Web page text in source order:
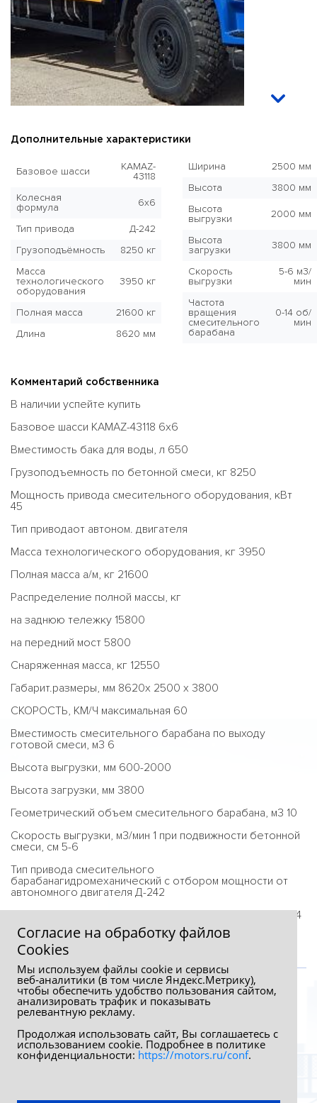
Дополнительные характеристики
Базовое шасси
KAMAZ-
43118
Колесная
формула
6x6
Тип привода
Д-242
Грузоподъёмность
8250 кг
Масса
технологического
оборудования
3950 кг
Полная масса
21600 кг
Длина
8620 мм
Ширина
2500 мм
Высота
3800 мм
Высота
выгрузки
2000 мм
Высота
загрузки
3800 мм
Скорость
выгрузки
5-6 м3/
мин
Частота
вращения
смесительного
барабана
0-14 об/
мин
Комментарий собственника
В наличии успейте купить
Базовое шасси KAMAZ-43118 6х6
Вместимость бака для воды, л 650
Грузоподъемность по бетонной смеси, кг 8250
Мощность привода смесительного оборудования, кВт
45
Тип приводаот автоном. двигателя
Масса технологического оборудования, кг 3950
Полная масса а/м, кг 21600
Распределение полной массы, кг
на заднюю тележку 15800
на передний мост 5800
Снаряженная масса, кг 12550
Габарит.размеры, мм 8620х 2500 х 3800
СКОРОСТЬ, КМ/Ч максимальная 60
Вместимость смесительного барабана по выходу
готовой смеси, м3 6
Высота выгрузки, мм 600-2000
Высота загрузки, мм 3800
Геометрический объем смесительного барабана, м3 10
Скорость выгрузки, м3/мин 1 при подвижности бетонной
смеси, см 5-6
Тип привода смесительного
барабанагидромеханический с отбором мощности от
автономного двигателя Д-242
Частота вращения смесительного барабана, об/мин 0-14
Согласие на обработку файлов
Сookies
Мы используем файлы cookie и сервисы
веб‑аналитики (в том числе Яндекс.Метрику),
чтобы обеспечить удобство пользования сайтом,
анализировать трафик и показывать
релевантную рекламу.
Продолжая использовать сайт, Вы соглашаетесь с
использованием cookie. Подробнее в политике
конфиденциальности: https://motors.ru/conf.